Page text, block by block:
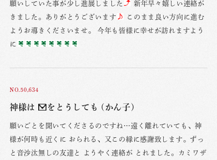
願いしていた事が少し進展しました
新年早々嬉しい連絡が
きました。ありがとうございます
このまま良い方向に進む
ようお導きくださいませ。 今年も皆様に幸せが訪れますよう
に
NO.50,634
神様は をとうしても (かん子)
願いごとを聞いてくださるのですね…遠く離れていても、神
様が何時も近くに おられる、又この縁に感謝致します。ずっ
と音沙汰無しの友達と ようやく連絡が とれました。カミワザ